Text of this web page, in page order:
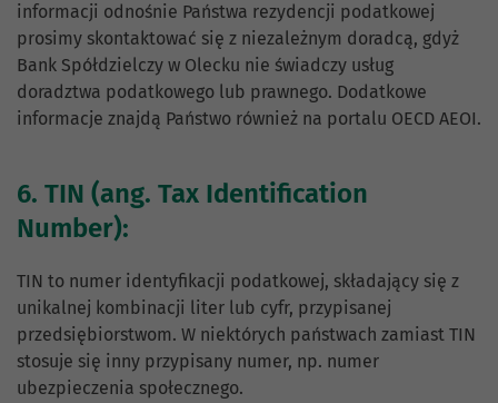
informacji odnośnie Państwa rezydencji podatkowej
prosimy skontaktować się z niezależnym doradcą, gdyż
Bank Spółdzielczy w Olecku nie świadczy usług
doradztwa podatkowego lub prawnego. Dodatkowe
informacje znajdą Państwo również na portalu OECD AEOI.
6. TIN (ang. Tax Identification
Number):
TIN to numer identyfikacji podatkowej, składający się z
unikalnej kombinacji liter lub cyfr, przypisanej
przedsiębiorstwom. W niektórych państwach zamiast TIN
stosuje się inny przypisany numer, np. numer
ubezpieczenia społecznego.